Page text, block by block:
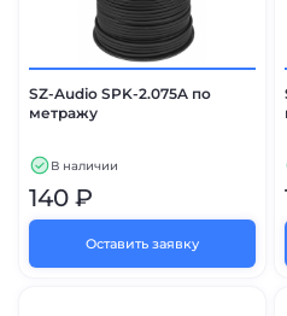
SZ-Audio SPK-2.075A по
метражу
В наличии
140 ₽
Оставить заявку